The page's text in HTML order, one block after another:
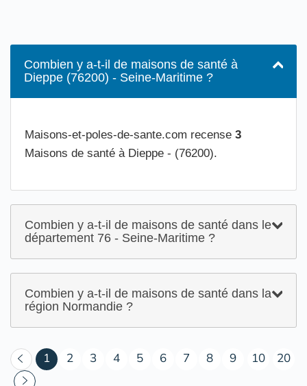
Combien y a-t-il de maisons de santé à
Dieppe (76200) - Seine-Maritime ?
Maisons-et-poles-de-sante.com recense 3
Maisons de santé à Dieppe - (76200).
Combien y a-t-il de maisons de santé dans le
département 76 - Seine-Maritime ?
Combien y a-t-il de maisons de santé dans la
région Normandie ?
1 (courant)
2 3 4 5 6 7 8 9 10 20